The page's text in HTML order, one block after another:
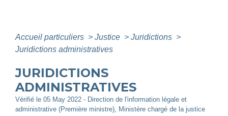
Accueil particuliers > Justice > Juridictions >
Juridictions administratives
JURIDICTIONS
ADMINISTRATIVES
Vérifié le 05 May 2022 - Direction de l'information légale et
administrative (Première ministre), Ministère chargé de la justice